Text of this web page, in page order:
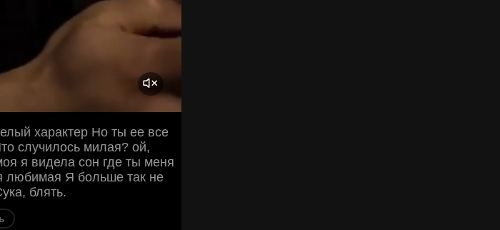
характер Но ты ее все
случилось милая? ой,
я видела сон где ты меня
любимая Я больше так не
блять.